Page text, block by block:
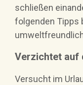
schließen
folgenden Tipps
Verzichtet auf
Versucht im